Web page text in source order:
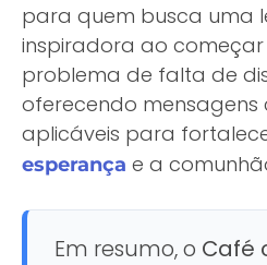
para quem busca uma
inspiradora ao começar
problema de falta de
oferecendo
aplicáveis para
esperança e a
Em resumo, o Café